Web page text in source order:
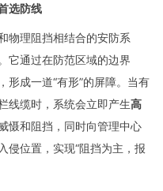
选防线
物理阻挡相结合的安防系
它通过在防范区域的边界
形成一道“有形”的屏障。当有
线缆时，系统会立即产生高
慑和阻挡，同时向管理中心
侵位置，实现“阻挡为主，报